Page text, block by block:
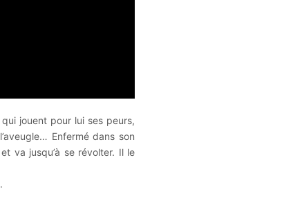
jouent pour lui ses peurs,
Enfermé dans son
va jusqu’à se révolter. Il le